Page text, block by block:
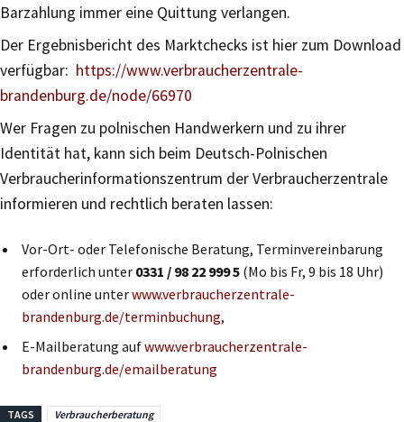
Barzahlung immer eine Quittung verlangen.
Der Ergebnisbericht des Marktchecks ist hier zum Download
verfügbar: https://www.verbraucherzentrale-
brandenburg.de/node/66970
Wer Fragen zu polnischen Handwerkern und zu ihrer
Identität hat, kann sich beim Deutsch-Polnischen
Verbraucherinformationszentrum der Verbraucherzentrale
informieren und rechtlich beraten lassen:
Vor-Ort- oder Telefonische Beratung, Terminvereinbarung
erforderlich unter 0331 / 98 22 999 5 (Mo bis Fr, 9 bis 18 Uhr)
oder online unterwww.verbraucherzentrale-
brandenburg.de/terminbuchung,
E-Mailberatung aufwww.verbraucherzentrale-
brandenburg.de/emailberatung
TAGS Verbraucherberatung